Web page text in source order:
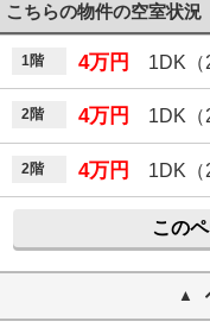
こちらの物件の空室状況
1階 4万円 1DK（
2階 4万円 1DK（
2階 4万円 1DK（
この